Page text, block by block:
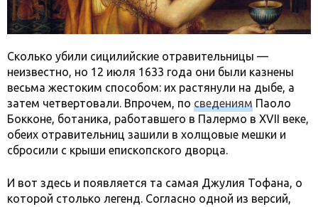
Сколько убили сицилийские отравительницы —
неизвестно, но 12 июля 1633 года они были казнены
весьма жестоким способом: их растянули на дыбе, а
затем четвертовали. Впрочем, по сведениям Паоло
Бокконе, ботаника, работавшего в Палермо в XVII веке,
обеих отравительниц зашили в холщовые мешки и
сбросили с крыши епископского дворца.
И вот здесь и появляется та самая Джулия Тофана, о
которой столько легенд. Согласно одной из версий,